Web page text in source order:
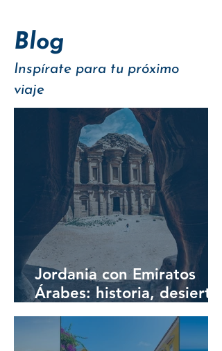
Blog
Inspírate para tu próximo
viaje
Jordania con Emiratos
Árabes: historia, desierto
y lujo moderno